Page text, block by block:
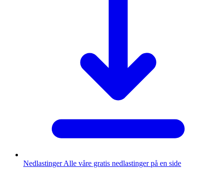
Nedlastinger Alle våre gratis nedlastinger på en side